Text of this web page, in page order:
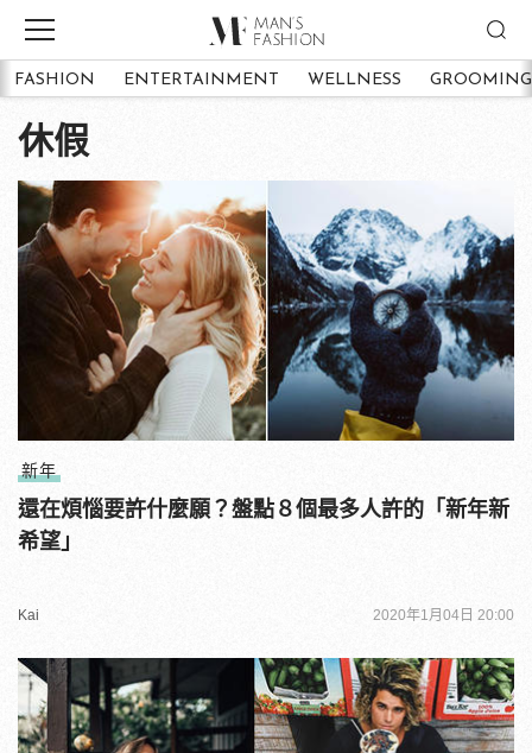
FASHION ENTERTAINMENT WELLNESS GROOMING
休假
新年
還在煩惱要許什麼願？盤點８個最多人許的「新年新
希望」
Kai 2020年1月04日 20:00